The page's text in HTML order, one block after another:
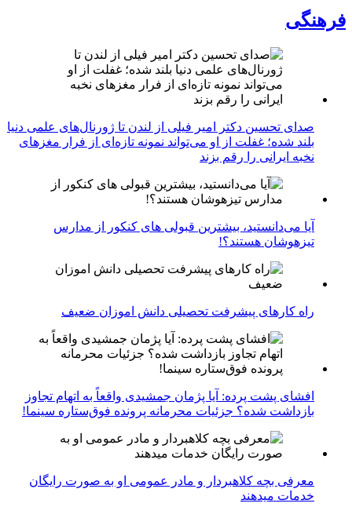
فرهنگی
صدای تحسین دکتر امیر فیلی از لندن تا ژورنال‌های علمی دنیا
بلند شده؛ غفلت از او می‌تواند نمونه تازه‌ای از فرار مغزهای
نخبه ایرانی را رقم بزند
آیا می‌دانستید، بیشترین قبولی های کنکور از مدارس
تیزهوشان هستند؟!
راه کارهای پیشرفت تحصیلی دانش اموزان ضعیف
افشای پشت پرده: آیا پژمان جمشیدی واقعاً به اتهام تجاوز
بازداشت شده؟ جزئیات محرمانه پرونده فوق‌ستاره سینما!
معرفی بچه کلاهبردار و مادر عمومی او به صورت رایگان
خدمات میدهند